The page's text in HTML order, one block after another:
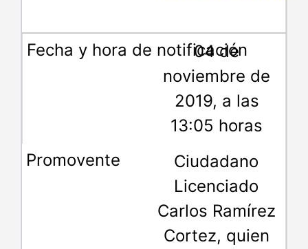
04 de
noviembre de
2019, a las
13:05 horas
Ciudadano
Licenciado
Carlos Ramírez
Cortez, quien